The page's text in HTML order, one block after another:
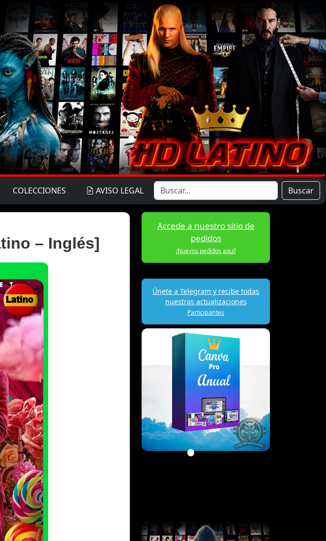
COLECCIONES AVISO LEGAL Buscar
– Inglés]
Accede a nuestro sitio de
pedidos
¡Nuevos pedidos aquí!
Únete a Telegram y recibe todas
nuestras actualizaciones
Participantes